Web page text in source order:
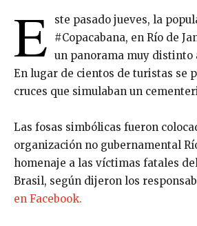
E
ste pasado jueves, la
#Copacabana, en Río de
un panorama muy distinto
En lugar de cientos de turistas se
cruces que simulaban un
Las fosas simbólicas fueron
organización no gubernamental
homenaje a las víctimas fatales
Brasil, según dijeron los
en Facebook.